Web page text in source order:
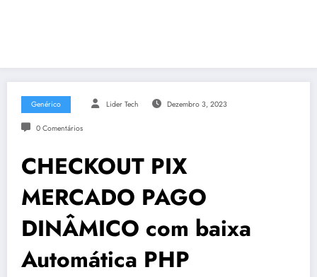
Genérico Lider Tech Dezembro 3, 2023
0 Comentários
CHECKOUT PIX
MERCADO PAGO
DINÂMICO com baixa
Automática PHP